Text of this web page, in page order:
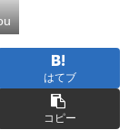
はてブ
コピー